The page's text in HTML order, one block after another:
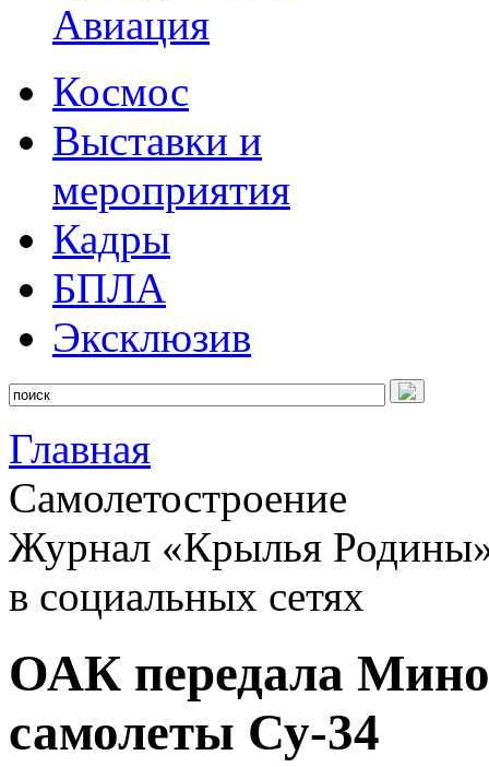
Авиация
Космос
Выставки и
мероприятия
Кадры
БПЛА
Эксклюзив
Главная
Самолетостроение
Журнал «Крылья
в социальных сетях
ОАК передала
самолеты Су-34